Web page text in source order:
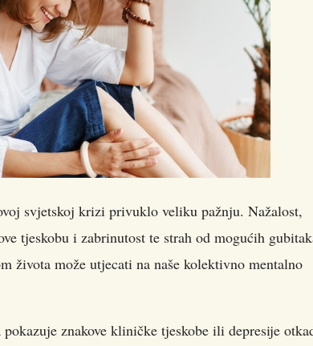
svjetskoj krizi privuklo veliku pažnju. Nažalost,
tjeskobu i zabrinutost te strah od mogućih
može utjecati na naše kolektivno mentalno
znakove kliničke tjeskobe ili depresije